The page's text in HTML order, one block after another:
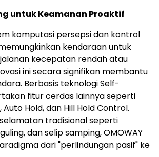
untuk Keamanan Proaktif
komputasi persepsi dan kontrol
kendaraan untuk
kecepatan rendah atau
ini secara signifikan membantu
Berbasis teknologi Self-
fitur cerdas lainnya seperti
Hold, dan Hill Hold Control.
tradisional seperti
dan selip samping, OMOWAY
dari "perlindungan pasif" ke